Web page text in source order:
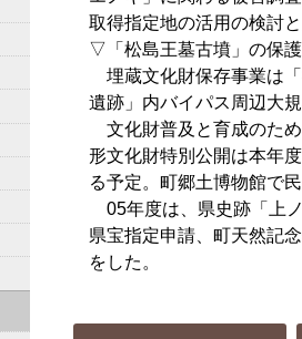
取得指定地の活用の検討
▽「松島王墓古墳」の保護
埋蔵文化財保存事業は
遺跡」内バイパス周辺大
文化財普及と育成のた
形文化財特別公開は本年
る予定。町郷土博物館で
05年度は、県史跡「上
県宝指定申請、町天然記
をした。